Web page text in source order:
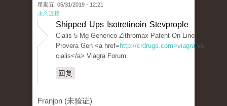
星期五, 05/31/2019 - 12:21
永久连接
Shipped Ups Isotretinoin Stevprople
Cialis 5 Mg Generico Zithromax Patent On Line
Provera Gen <a href= http://crdrugs.com>viagravs
cialis</a> Viagra Forum
回复
Franjon (未验证)